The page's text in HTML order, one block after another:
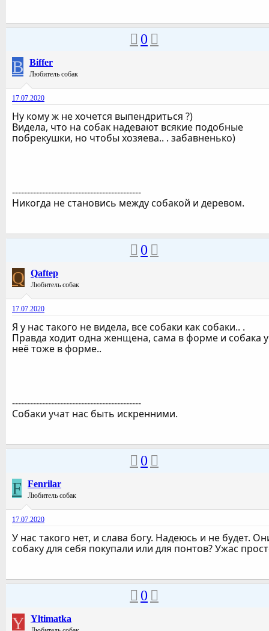
0
B Biffer
Любитель собак
17.07.2020
Ну кому ж не хочется выпендриться ?)
Видела, что на собак надевают всякие подобные
побрекушки, но чтобы хозяева.. . забавненько)
-------------------------------------------
Никогда не становись между собакой и деревом.
0
Q Qaftep
Любитель собак
17.07.2020
Я у нас такого не видела, все собаки как собаки.. .
Правда ходит одна женщена, сама в форме и собака у
неё тоже в форме..
-------------------------------------------
Собаки учат нас быть искренними.
0
F Fenrilar
Любитель собак
17.07.2020
У нас такого нет, и слава богу. Надеюсь и не будет.
собаку для себя покупали или для понтов? Ужас
0
Y Yltimatka